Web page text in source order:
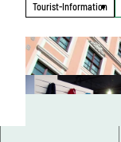
Tourist-Information